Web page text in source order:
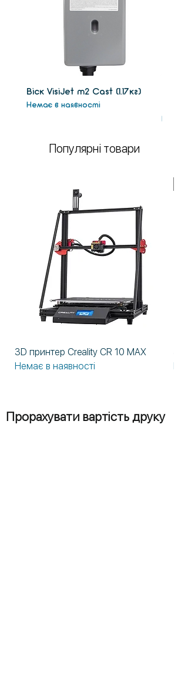
Віск VisiJet m2 Сast (1.17кг)
Немає в наявності
Немає
Популярні товари
3D принтер Creality CR 10 MAX
Немає в наявності
Прорахувати вартість друку